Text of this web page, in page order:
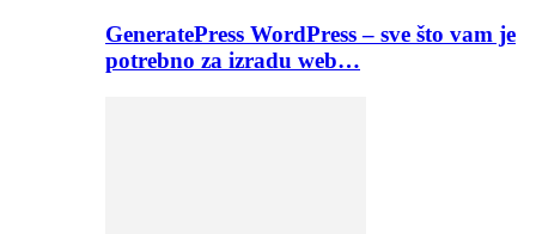
GeneratePress WordPress – sve što vam je
potrebno za izradu web…